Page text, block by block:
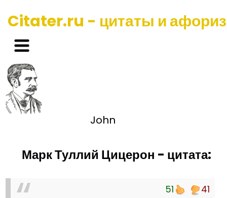
Citater.ru - цитаты и
John
Марк Туллий Цицерон - цитата:
51 41